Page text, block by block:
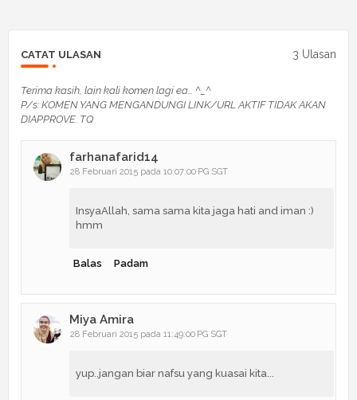
CATAT ULASAN 3 Ulasan
Terima kasih, lain kali komen lagi ea... ^_^
P/s: KOMEN YANG MENGANDUNGI LINK/URL AKTIF TIDAK AKAN
DIAPPROVE. TQ
farhanafarid14
28 Februari 2015 pada 10:07:00 PG SGT
InsyaAllah, sama sama kita jaga hati and iman :)
hmm
Balas Padam
Miya Amira
28 Februari 2015 pada 11:49:00 PG SGT
yup..jangan biar nafsu yang kuasai kita...